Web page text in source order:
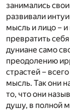
занимались
развивали
мысль и лицо –
превратить
дуниане само
преодолению
страстей –
мысль. Так они
то, что они
душу, в полной